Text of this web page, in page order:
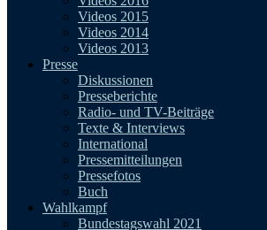
Videos 2015
Videos 2014
Videos 2013
Presse
Diskussionen
Presseberichte
Radio- und TV-Beiträge
Texte & Interviews
International
Pressemitteilungen
Pressefotos
Buch
Wahlkampf
Bundestagswahl 2021